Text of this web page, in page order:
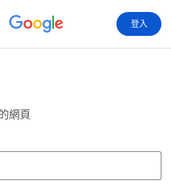
登入
網頁